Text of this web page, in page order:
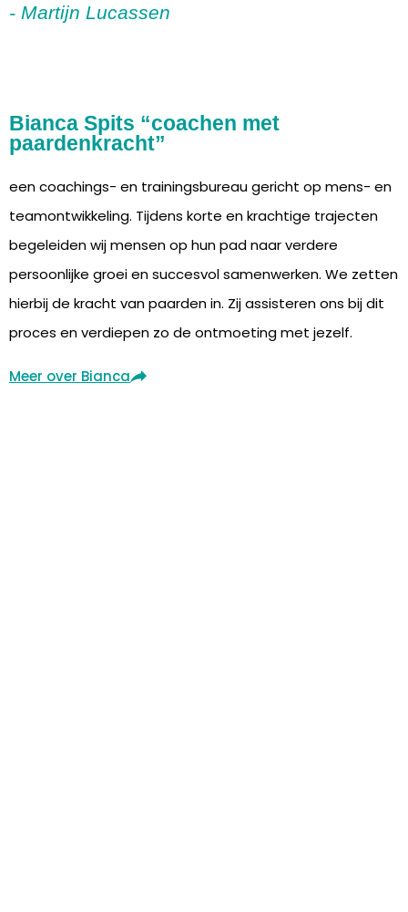
- Martijn Lucassen
Bianca Spits “coachen met
paardenkracht”
een coachings- en trainingsbureau gericht op mens- en
teamontwikkeling. Tijdens korte en krachtige trajecten
begeleiden wij mensen op hun pad naar verdere
persoonlijke groei en succesvol samenwerken. We zetten
hierbij de kracht van paarden in. Zij assisteren ons bij dit
proces en verdiepen zo de ontmoeting met jezelf.
Meer over Bianca